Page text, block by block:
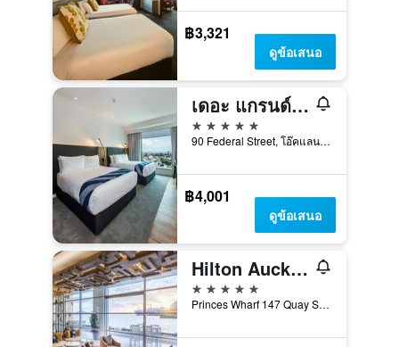
฿3,321
ดูข้อเสนอ
เดอะ แกรนด์ บาย สกายซิตี้
5 ดาว
90 Federal Street, โอ๊คแลนด์, นิวซีแลนด์
฿4,001
ดูข้อเสนอ
Hilton Auckland
5 ดาว
Princes Wharf 147 Quay Street, โอ๊คแลนด์, นิวซีแลนด์